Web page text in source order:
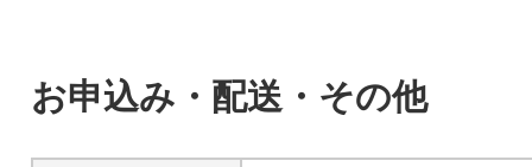
お申込み・配送・その他